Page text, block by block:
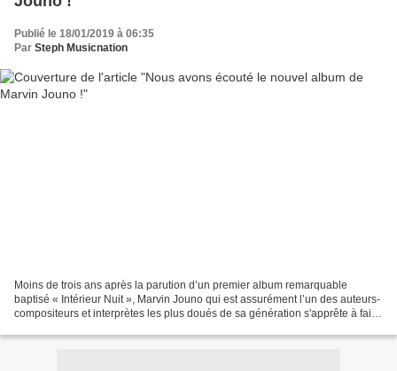
Publié le 18/01/2019 à 06:35
Par Steph Musicnation
Moins de trois ans après la parution d’un premier album remarquable
baptisé « Intérieur Nuit », Marvin Jouno qui est assurément l’un des auteurs-
compositeurs et interprètes les plus doués de sa génération s'apprête à faire